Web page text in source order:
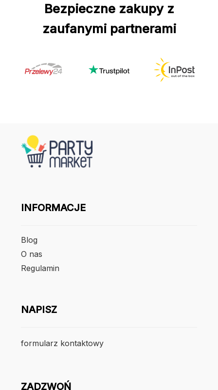
Bezpieczne zakupy z
zaufanymi partnerami
INFORMACJE
Blog
O nas
Regulamin
NAPISZ
formularz kontaktowy
ZADZWOŃ